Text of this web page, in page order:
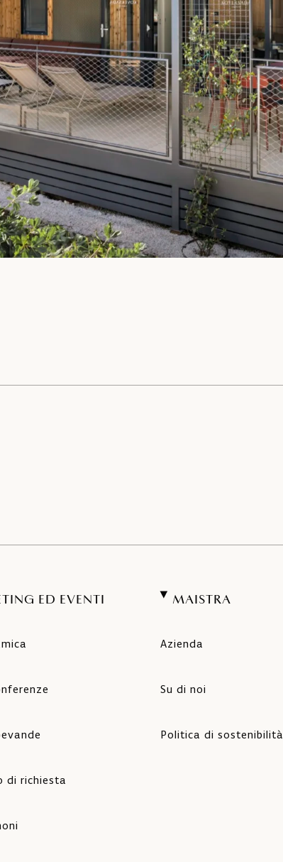
ED EVENTI
di richiesta
MAISTRA
Azienda
Su di noi
Politica di sostenibilità